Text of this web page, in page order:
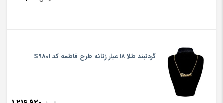
گردنبند طلا ۱۸ عیار زنانه طرح فاطمه کد S9801